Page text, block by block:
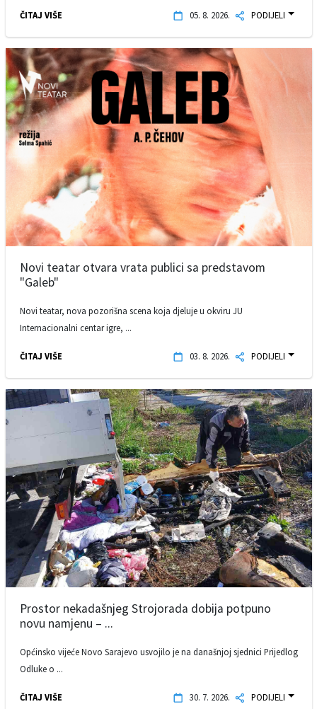
ČITAJ VIŠE 05. 8. 2026. PODIJELI
Novi teatar otvara vrata publici sa predstavom
"Galeb"
Novi teatar, nova pozorišna scena koja djeluje u okviru JU
Internacionalni centar igre, ...
ČITAJ VIŠE 03. 8. 2026. PODIJELI
Prostor nekadašnjeg Strojorada dobija potpuno
novu namjenu – ...
Općinsko vijeće Novo Sarajevo usvojilo je na današnjoj sjednici Prijedlog
Odluke o ...
ČITAJ VIŠE 30. 7. 2026. PODIJELI